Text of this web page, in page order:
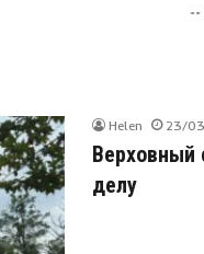
Helen 23/
Верховный
делу